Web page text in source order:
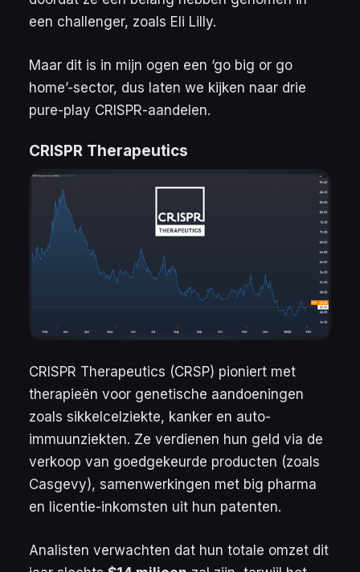
een challenger, zoals Eli Lilly.
Maar dit is in mijn ogen een ‘go big or go
home’-sector, dus laten we kijken naar drie
pure-play CRISPR-aandelen.
CRISPR Therapeutics
CRISPR Therapeutics (CRSP) pioniert met
therapieën voor genetische aandoeningen
zoals sikkelcelziekte, kanker en auto-
immuunziekten. Ze verdienen hun geld via de
verkoop van goedgekeurde producten (zoals
Casgevy), samenwerkingen met big pharma
en licentie-inkomsten uit hun patenten.
Analisten verwachten dat hun totale omzet dit